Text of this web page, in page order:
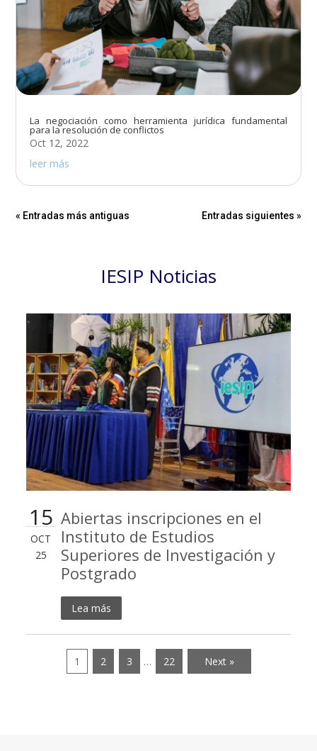
La negociación como herramienta jurídica fundamental
para la resolución de conflictos
Oct 12, 2022
leer más
« Entradas más antiguas Entradas siguientes »
IESIP Noticias
15
OCT
25
Abiertas inscripciones en el
Instituto de Estudios
Superiores de Investigación y
Postgrado
Lea más
1 2 3 … 22 Next »